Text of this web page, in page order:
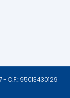
C.F.: 95013430129